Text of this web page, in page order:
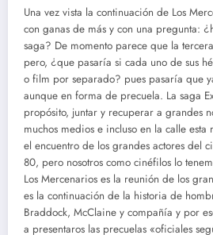
Una vez vista la continuación de Los
con ganas de más y con una pregunta:
saga? De momento parece que la
pero, ¿que pasaría si cada uno de sus
o film por separado? pues pasaría que
aunque en forma de precuela. La saga
propósito, juntar y recuperar a grandes
muchos medios e incluso en la calle
el encuentro de los grandes actores del
80, pero nosotros como cinéfilos lo
Los Mercenarios es la reunión de los
es la continuación de la historia de
Braddock, McClaine y compañía y por
a presentaros las precuelas «oficiales